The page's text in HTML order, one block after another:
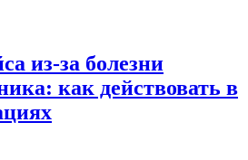
из-за болезни
как действовать в